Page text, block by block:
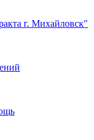
г. Михайловск"